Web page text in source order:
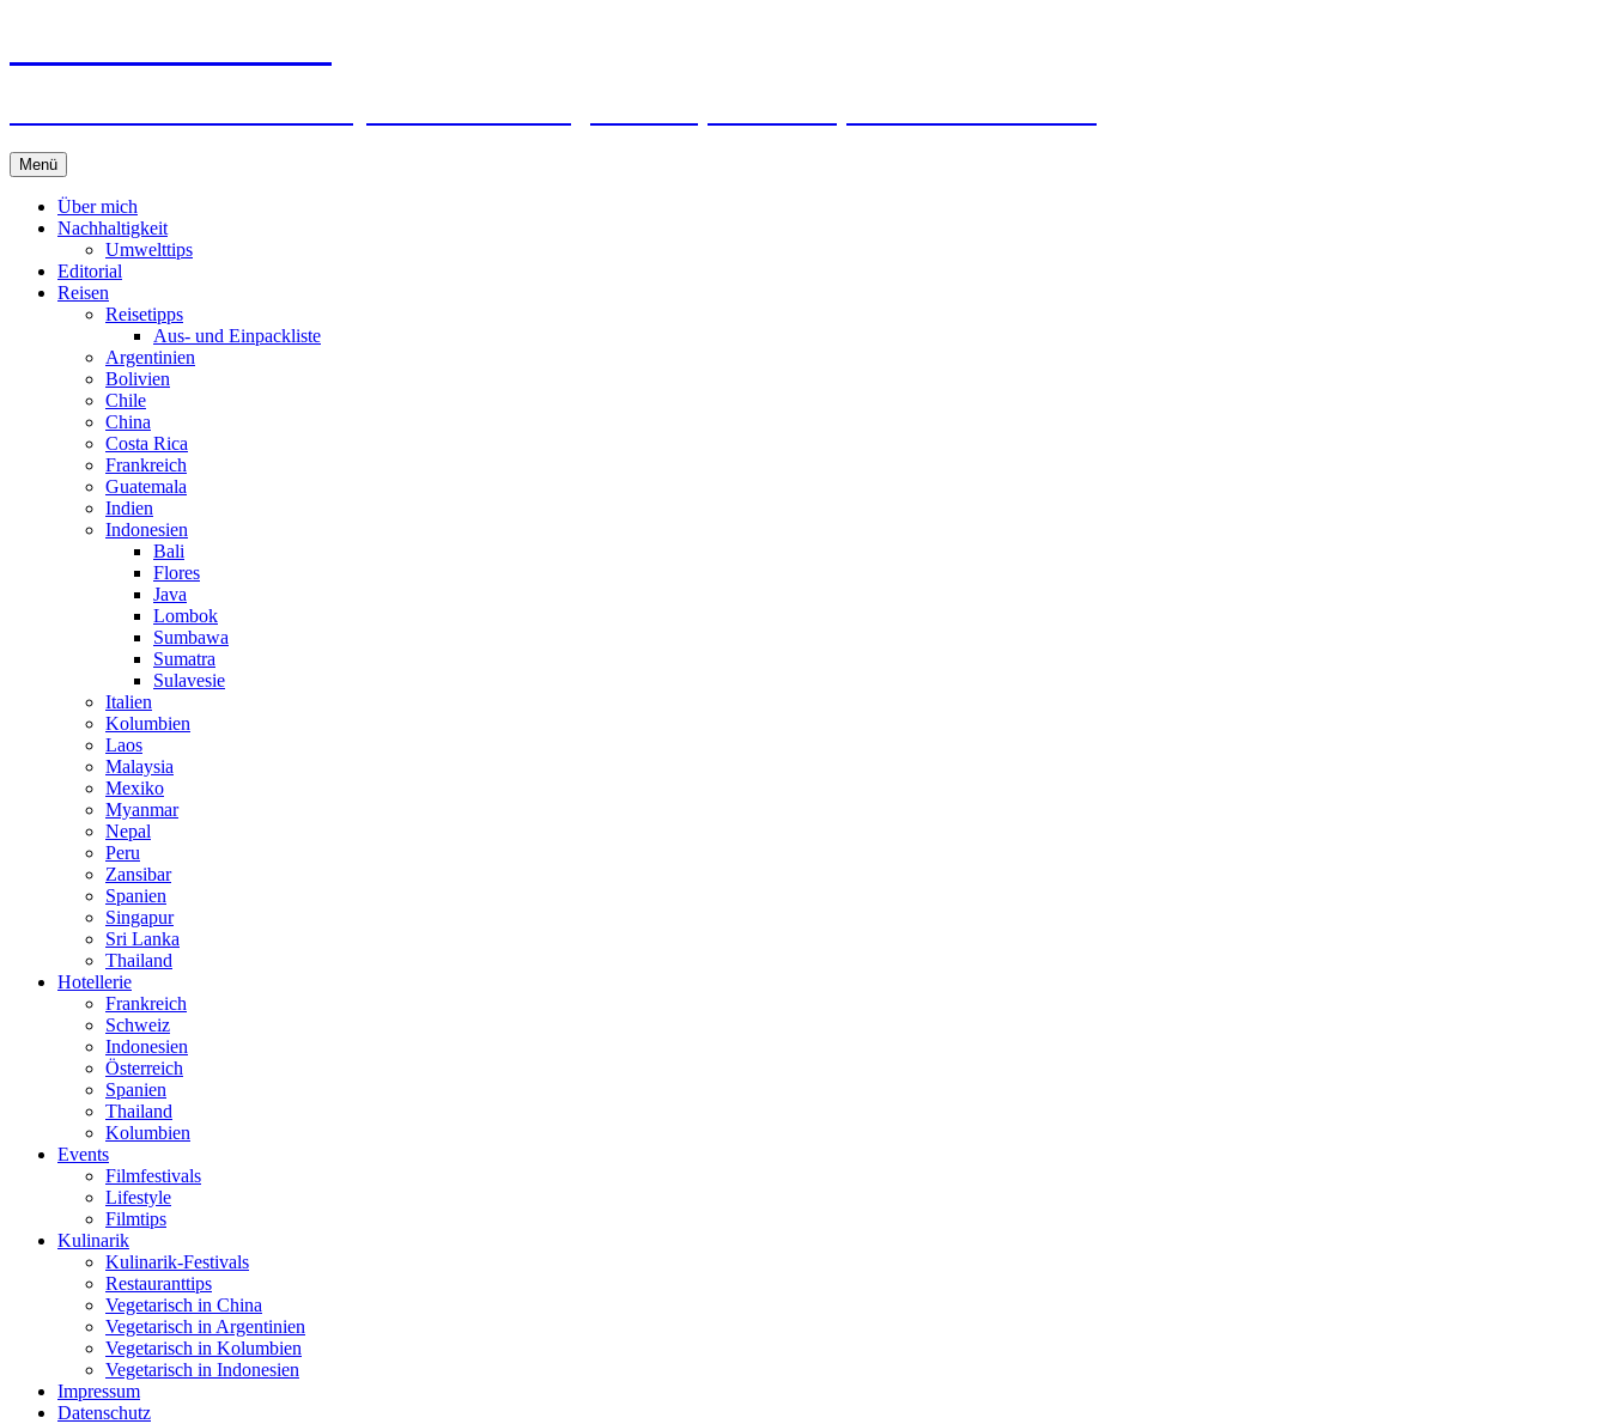
Menü Springe
zum
Inhalt
Über mich
Nachhaltigkeit
Umwelttips
Editorial
Reisen
Reisetipps
Aus- und Einpackliste
Argentinien
Bolivien
Chile
China
Costa Rica
Frankreich
Guatemala
Indien
Indonesien
Bali
Flores
Java
Lombok
Sumbawa
Sumatra
Sulavesie
Italien
Kolumbien
Laos
Malaysia
Mexiko
Myanmar
Nepal
Peru
Zansibar
Spanien
Singapur
Sri Lanka
Thailand
Hotellerie
Frankreich
Schweiz
Indonesien
Österreich
Spanien
Thailand
Kolumbien
Events
Filmfestivals
Lifestyle
Filmtips
Kulinarik
Kulinarik-Festivals
Restauranttips
Vegetarisch in China
Vegetarisch in Argentinien
Vegetarisch in Kolumbien
Vegetarisch in Indonesien
Impressum
Datenschutz